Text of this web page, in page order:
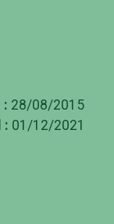
: 28/08/2015
: 01/12/2021